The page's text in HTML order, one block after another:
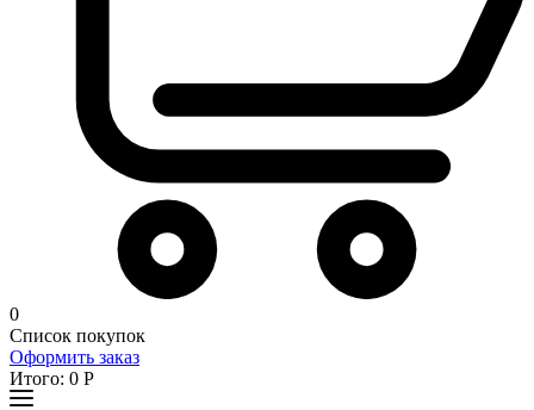
0
Список покупок
Оформить заказ
Итого: 0 Р